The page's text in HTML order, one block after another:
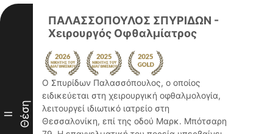
II Θέση
ΠΑΛΑΣΣΟΠΟΥΛΟΣ ΣΠΥΡΙΔΩΝ -
Χειρουργός Οφθαλμίατρος
Ο Σπυρίδων Παλασσόπουλος, ο οποίος
ειδικεύεται στη χειρουργική οφθαλμολογία,
λειτουργεί ιδιωτικό ιατρείο στη
Θεσσαλονίκη, επί της οδού Μαρκ. Μπότσαρη